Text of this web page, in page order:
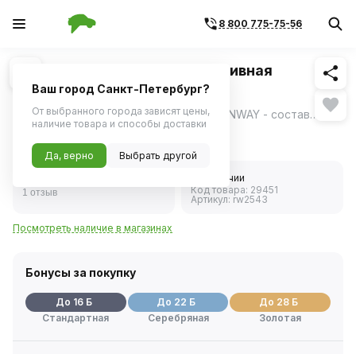
8 800 775-75-56
1/1 Похожие
Полироль кузова мелкоабразивная
(RUNWAY) RW2543 250мл
Полироль кузова мелкоабразивная RUNWAY - состав, предназначенный для удаления дефектов лакокрасочного покрытия в виде царапин, рисок, окислившегося поверхностного слоя краски, въевшихся следов от насекомых, древесной смолы, пигментированных участков краски. ещё
1 отзыв
В наличии
Код товара: 29451
Артикул: rw2543
Посмотреть наличие в магазинах
Бонусы за покупку
До 16 Б
Стандартная
До 22 Б
Серебряная
До 28 Б
Золотая
Ваш город Санкт-Петербург?
От выбранного города зависят цены,
наличие товара и способы доставки
Да, верно Выбрать другой